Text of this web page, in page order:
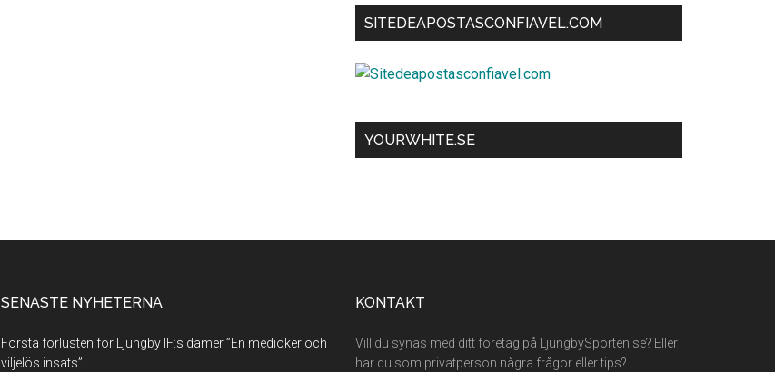
SITEDEAPOSTASCONFIAVEL.COM
YOURWHITE.SE
SENASTE NYHETERNA
Första förlusten för Ljungby IF:s damer ”En medioker och
viljelös insats”
KONTAKT
Vill du synas med ditt företag på LjungbySporten.se? Eller
har du som privatperson några frågor eller tips?